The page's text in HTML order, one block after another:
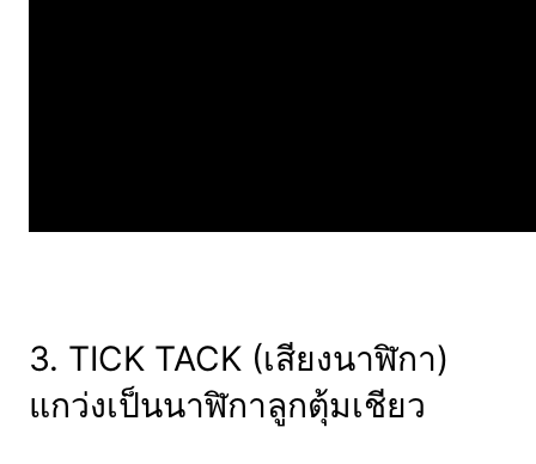
3. TICK TACK (เสียงนาฬิกา)
แกว่งเป็นนาฬิกาลูกตุ้มเชียว